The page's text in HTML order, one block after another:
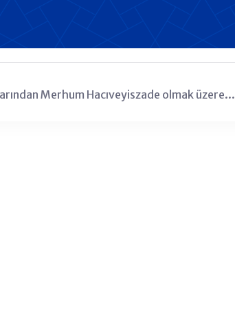
Merhum Hacıveyiszade olmak üzere...